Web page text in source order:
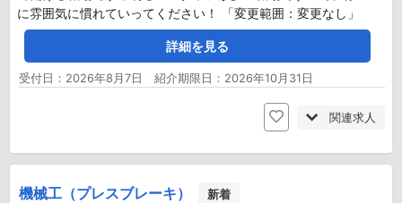
に雰囲気に慣れていってください！ 「変更範囲：変更なし」
詳細を見る
受付日：2026年8月7日 紹介期限日：2026年10月31日
関連求人
機械工（プレスブレーキ） 新着